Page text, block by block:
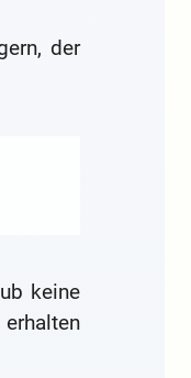
der
keine